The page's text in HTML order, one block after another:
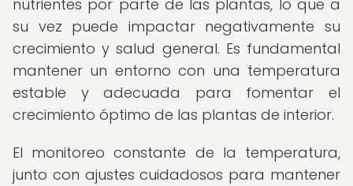
nutrientes por parte de las plantas, lo que a
su vez puede impactar negativamente su
crecimiento y salud general. Es fundamental
mantener un entorno con una temperatura
estable y adecuada para fomentar el
crecimiento óptimo de las plantas de interior.
El monitoreo constante de la temperatura,
junto con ajustes cuidadosos para mantener